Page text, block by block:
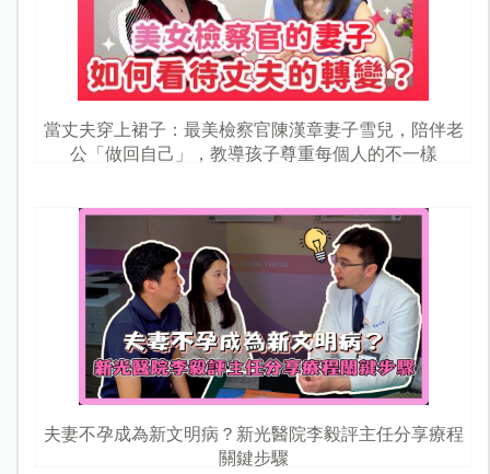
當丈夫穿上裙子：最美檢察官陳漢章妻子雪兒，陪伴老
公「做回自己」，教導孩子尊重每個人的不一樣
夫妻不孕成為新文明病？新光醫院李毅評主任分享療程
關鍵步驟